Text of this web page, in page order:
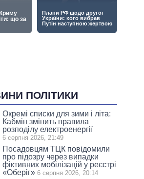
ПОЛІТИКИ
Окремі списки для зими і літа:
Кабмін змінить правила
розподілу електроенергії
6 серпня 2026, 21:49
Посадовцям ТЦК повідомили
про підозру через випадки
фіктивних мобілізацій у реєстрі
«Оберіг» 6 серпня 2026, 20:14